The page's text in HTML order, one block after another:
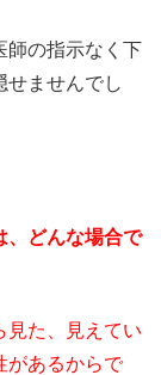
師の指示なく下
せませんでし
、どんな場合で
見た、見えてい
があるからで